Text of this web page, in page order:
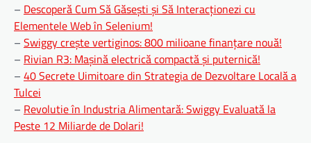
– Descoperă Cum Să Găsești și Să Interacționezi cu
Elementele Web în Selenium!
– Swiggy crește vertiginos: 800 milioane finanțare nouă!
– Rivian R3: Mașină electrică compactă și puternică!
– 40 Secrete Uimitoare din Strategia de Dezvoltare Locală a
Tulcei
– Revolutie în Industria Alimentară: Swiggy Evaluată la
Peste 12 Miliarde de Dolari!